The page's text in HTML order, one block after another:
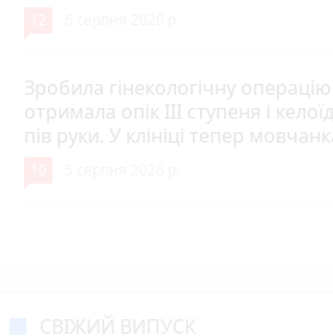
Зробила гінекологічну
отримала опік ІІІ ступеня і
пів руки. У клініці тепер